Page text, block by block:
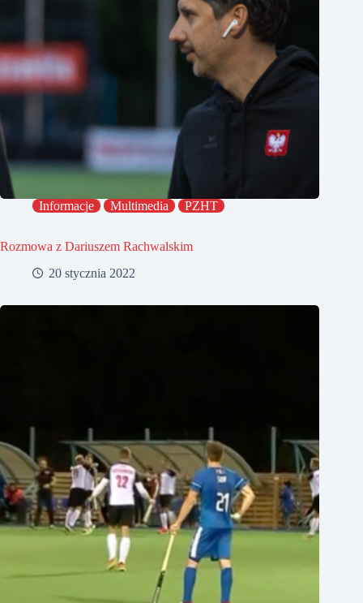
Informacje Multimedia PZHT
Rozmowa z Dariuszem Rachwalskim
20 stycznia 2022